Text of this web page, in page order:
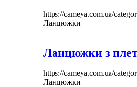
https://cameya.com.ua/
Ланцюжки
Ланцюжки з
https://cameya.com.ua/
Ланцюжки